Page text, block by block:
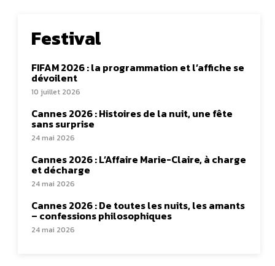
Festival
FIFAM 2026 : la programmation et l’affiche se
dévoilent
10 juillet 2026
Cannes 2026 : Histoires de la nuit, une fête
sans surprise
24 mai 2026
Cannes 2026 : L’Affaire Marie-Claire, à charge
et décharge
24 mai 2026
Cannes 2026 : De toutes les nuits, les amants
– confessions philosophiques
24 mai 2026